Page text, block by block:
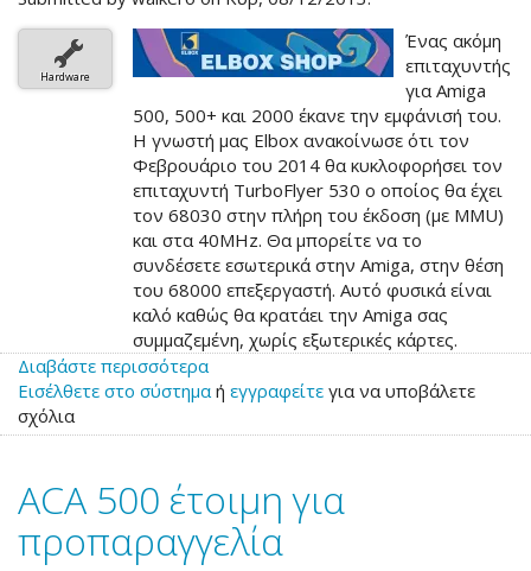
Hardware
Ένας ακόμη
επιταχυντής
για Amiga
500, 500+ και 2000 έκανε την εμφάνισή του.
Η γνωστή μας Elbox ανακοίνωσε ότι τον
Φεβρουάριο του 2014 θα κυκλοφορήσει τον
επιταχυντή TurboFlyer 530 ο οποίος θα έχει
τον 68030 στην πλήρη του έκδοση (με MMU)
και στα 40MHz. Θα μπορείτε να το
συνδέσετε εσωτερικά στην Amiga, στην θέση
του 68000 επεξεργαστή. Αυτό φυσικά είναι
καλό καθώς θα κρατάει την Amiga σας
συμμαζεμένη, χωρίς εξωτερικές κάρτες.
Διαβάστε περισσότερα
το
530
Εισέλθετε στο σύστημα ή εγγραφείτε για να υποβάλετε
σχόλια
ACA 500 έτοιμη για
προπαραγγελία